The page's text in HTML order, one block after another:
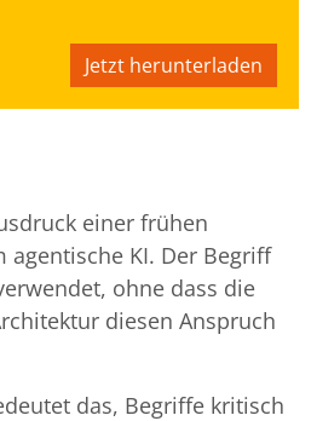
Jetzt herunterladen
einer frühen
agentische KI. Der Begriff
ohne dass die
diesen Anspruch
das, Begriffe kritisch